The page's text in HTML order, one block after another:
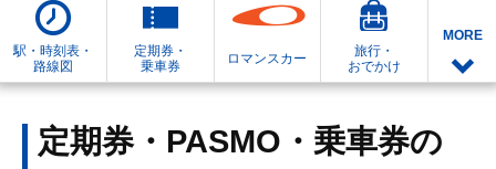
駅・時刻表・
路線図
定期券・
乗車券
ロマンスカー
旅行・
おでかけ
MORE
定期券・PASMO・乗車券の